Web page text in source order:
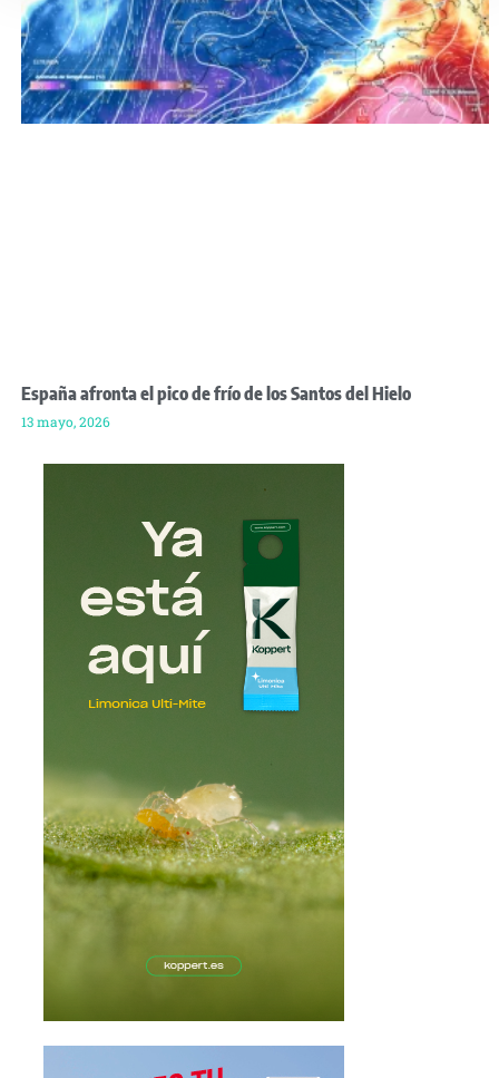
España afronta el pico de frío de los Santos del Hielo
13 mayo, 2026